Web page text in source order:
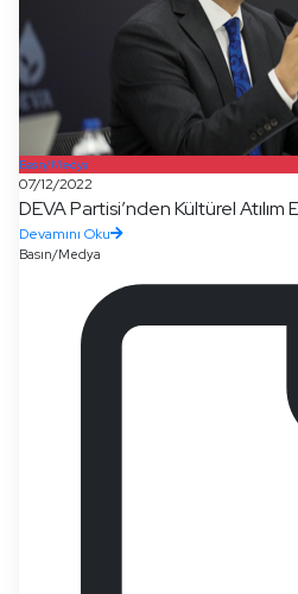
Basın/Medya
07/12/2022
DEVA Partisi’nden Kültürel Atılım
Devamını Oku
Basın/Medya